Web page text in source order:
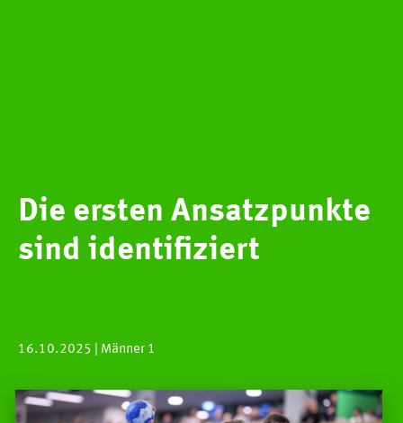
Die ersten Ansatzpunkte
sind identifiziert
16.10.2025 | Männer 1